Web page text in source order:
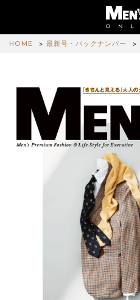
HOME 最新号・バックナンバー
FASHION
WATCH